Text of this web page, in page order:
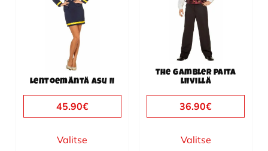
Lentoemäntä asu II
45.90€
Valitse
useampi
muunnelma.
tuotteen
sivulla.
The Gambler paita
liivillä
36.90€
Valitse
useampi
muunnelma.
valinnat
tuotteen
sivulla.